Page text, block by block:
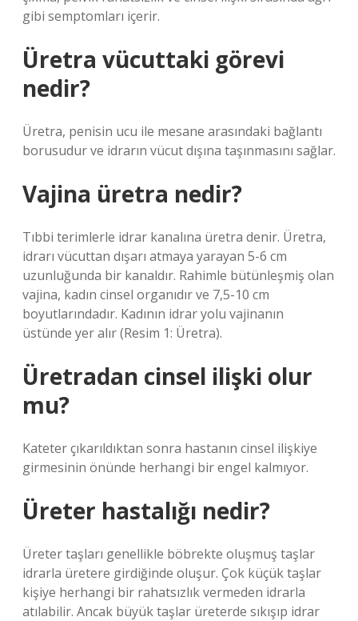
gibi semptomları içerir.
Üretra vücuttaki görevi
nedir?
Üretra, penisin ucu ile mesane arasındaki bağlantı
borusudur ve idrarın vücut dışına taşınmasını sağlar.
Vajina üretra nedir?
Tıbbi terimlerle idrar kanalına üretra denir. Üretra,
idrarı vücuttan dışarı atmaya yarayan 5-6 cm
uzunluğunda bir kanaldır. Rahimle bütünleşmiş olan
vajina, kadın cinsel organıdır ve 7,5-10 cm
boyutlarındadır. Kadının idrar yolu vajinanın
üstünde yer alır (Resim 1: Üretra).
Üretradan cinsel ilişki olur
mu?
Kateter çıkarıldıktan sonra hastanın cinsel ilişkiye
girmesinin önünde herhangi bir engel kalmıyor.
Üreter hastalığı nedir?
Üreter taşları genellikle böbrekte oluşmuş taşlar
idrarla üretere girdiğinde oluşur. Çok küçük taşlar
kişiye herhangi bir rahatsızlık vermeden idrarla
atılabilir. Ancak büyük taşlar üreterde sıkışıp idrar